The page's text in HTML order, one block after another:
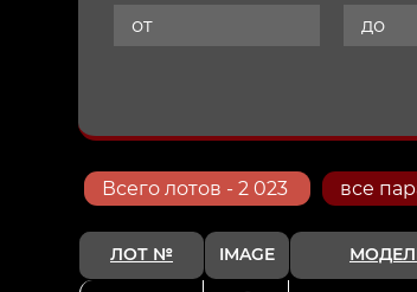
Всего лотов - 2 023 все
ЛОТ № IMAGE